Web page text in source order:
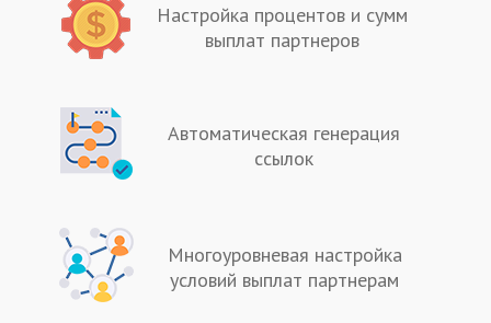
Настройка процентов и сумм
выплат партнеров
Автоматическая генерация
ссылок
Многоуровневая настройка
условий выплат партнерам